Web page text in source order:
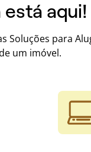
aqui!
Soluções para
um imóvel.